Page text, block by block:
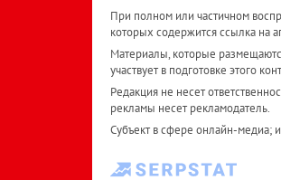
При полном или частичном
которых содержится ссылка на
Материалы, которые
участвует в подготовке этого
Редакция не несет
рекламы несет рекламодатель.
Субъект в сфере онлайн-медиа;